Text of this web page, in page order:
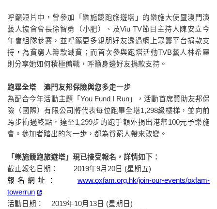
呼籲短片中，曾參加「樂施競跑旅遊塔」的樂施大使暨澳門演
藝人協會會長徐智勇（小肥）、及Viu TV節目主持人陳安立今
年會組隊參賽，並呼籲更多親朋好友透過網上眾籌平台捐款支
持 ，為貧窮人籌款滅貧；而首次參與跑塔活動TVB藝人林希靈
則分享她如何積極備戰，呼籲身邊好友捐款支持。
跑畢全塔 澳門友邦保險與您多走一步
為配合今年活動主題「 You Fund I Run 」，活動首席贊助友邦保
險（國際）有限公司將代表每位跑畢全塔1,298級樓梯，並向前
跨步衝過終點，達至 1,299步的跑手額外捐出港幣100元予樂施
會。 參加者踏出的每一步，都為貧窮人帶來改變。
「樂施競跑旅遊塔」現已接受報名，詳情如下：
截止報名日期：
2019年9月 20日 (星期五)
報名網址：
www.oxfam.org.hk/join-our-events/oxfam-
towerrun
活動日期：
2019年10月 13日 (星期日 )